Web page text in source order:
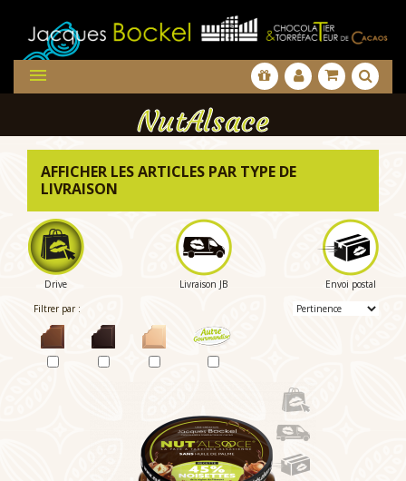

NutAlsace
AFFICHER LES ARTICLES PAR TYPE DE
LIVRAISON
Drive Livraison JB
Envoi postal
Filtrer par :